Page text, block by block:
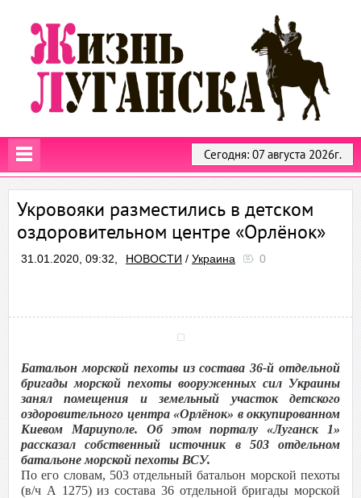
Сегодня: 07 августа 2026г.
Укровояки разместились в детском
оздоровительном центре «Орлёнок»
31.01.2020, 09:32, НОВОСТИ / Украина 0
Батальон морской пехоты из состава 36-й отдельной
бригады морской пехоты вооруженных сил Украины
занял помещения и земельный участок детского
оздоровительного центра «Орлёнок» в оккупированном
Киевом Мариуполе. Об этом порталу «Луганск 1»
рассказал собственный источник в 503 отдельном
батальоне морской пехоты ВСУ.
По его словам, 503 отдельный батальон морской пехоты
(в/ч А 1275) из состава 36 отдельной бригады морской